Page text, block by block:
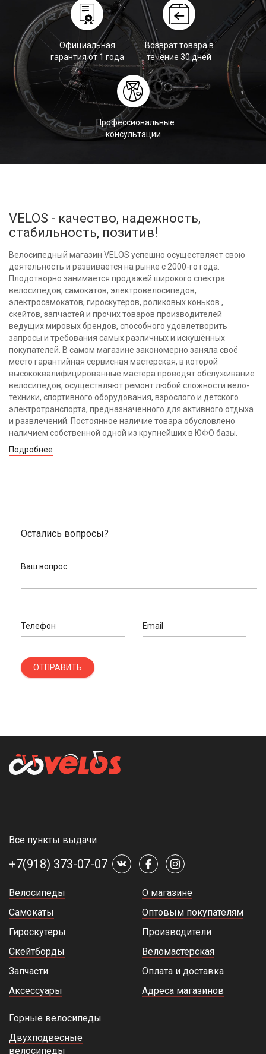
Официальная
гарантия от 1 года
Возврат товара в
течение 30 дней
Профессиональные
консультации
VELOS - качество, надежность,
стабильность, позитив!
Велосипедный магазин VELOS успешно осуществляет свою
деятельность и развивается на рынке с 2000-го года.
Плодотворно занимается продажей широкого спектра
велосипедов, самокатов, электровелосипедов,
электросамокатов, гироскутеров, роликовых коньков ,
скейтов, запчастей и прочих товаров производителей
ведущих мировых брендов, способного удовлетворить
запросы и требования самых различных и искушённых
покупателей. В самом магазине закономерно заняла своё
место гарантийная сервисная мастерская, в которой
высококвалифицированные мастера проводят обслуживание
велосипедов, осуществляют ремонт любой сложности вело-
техники, спортивного оборудования, взрослого и детского
электротранспорта, предназначенного для активного отдыха
и развлечений. Постоянное наличие товара обусловлено
наличием собственной одной из крупнейших в ЮФО базы.
Подробнее
Остались вопросы?
Ваш вопрос
Телефон Email
ОТПРАВИТЬ
Все пункты выдачи
+7(918) 373-07-07
Велосипеды
Самокаты
Гироскутеры
Скейтборды
Запчасти
Аксессуары
О магазине
Оптовым покупателям
Производители
Веломастерская
Оплата и доставка
Адреса магазинов
Горные велосипеды
Двухподвесные
велосипеды